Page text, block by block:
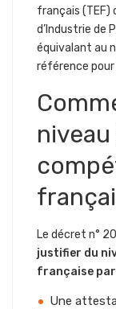
français (TEF)
d’Industrie de
équivalant au
référence pour
niveau
Le décret n°
justifier du
française par
Une